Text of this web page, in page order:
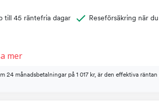
till 45 räntefria dagar
Reseförsäkring när
mer
månadsbetalningar på 1 017 kr, är den effektiva